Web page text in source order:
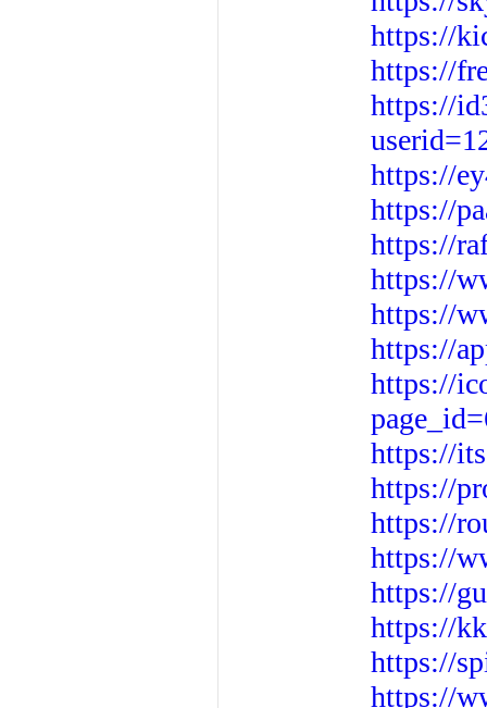
https://
https://
https://
https://
https://
https://
https://
https://
https://
https://
https://
https://
https://
https://
https://
https://
https://
https://